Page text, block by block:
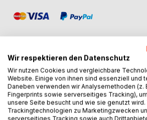
BESCHREIBUNG
Dieses Buch in dritter Auflage ist eine
die Energetische Spagyrik, für Ärzte,
Wir respektieren den Datenschutz
Wir nutzen Cookies und vergleichbare
Website. Einige von ihnen sind essenziell und
Daneben verwenden wir Analysemethoden (z.
Fingerprints sowie serverseitiges Tracking),
unsere Seite besucht und wie sie genutzt
Trackingtechnologien zu Marketingzwecken
serverseitiges Tracking sowie auch